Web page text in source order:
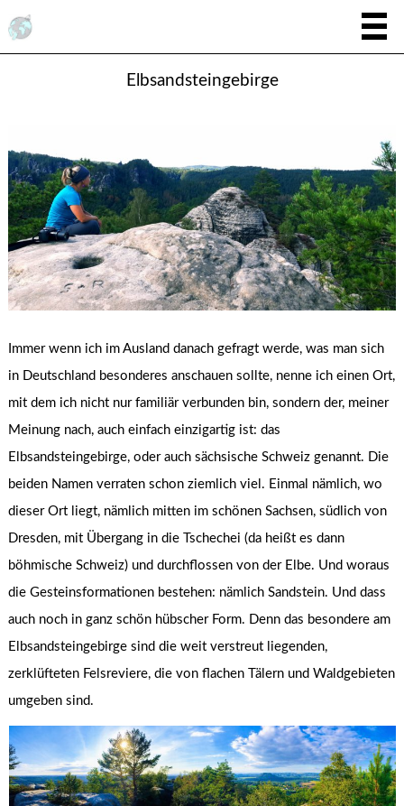
Elbsandsteingebirge
Immer wenn ich im Ausland danach gefragt werde, was man sich
in Deutschland besonderes anschauen sollte, nenne ich einen Ort,
mit dem ich nicht nur familiär verbunden bin, sondern der, meiner
Meinung nach, auch einfach einzigartig ist: das
Elbsandsteingebirge, oder auch sächsische Schweiz genannt. Die
beiden Namen verraten schon ziemlich viel. Einmal nämlich, wo
dieser Ort liegt, nämlich mitten im schönen Sachsen, südlich von
Dresden, mit Übergang in die Tschechei (da heißt es dann
böhmische Schweiz) und durchflossen von der Elbe. Und woraus
die Gesteinsformationen bestehen: nämlich Sandstein. Und dass
auch noch in ganz schön hübscher Form. Denn das besondere am
Elbsandsteingebirge sind die weit verstreut liegenden,
zerklüfteten Felsreviere, die von flachen Tälern und Waldgebieten
umgeben sind.